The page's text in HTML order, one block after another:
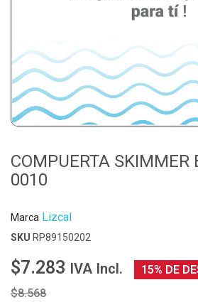
COMPUERTA SKIMMER
0010
Marca Lizcal
SKU RP89150202
$7.283 IVA Incl.
15% DE
$8.568